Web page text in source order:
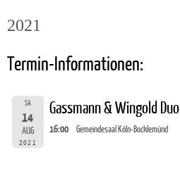
2021
Termin-Informationen:
SA
14
AUG
2021
Gassmann & Wingold Duo
16:00 Gemeindesaal Köln-Bocklemünd